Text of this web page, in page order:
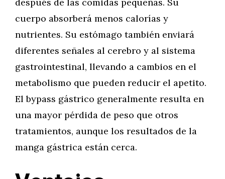
cuerpo absorberá menos calorías y
nutrientes. Su estómago también enviará
diferentes señales al cerebro y al sistema
gastrointestinal, llevando a cambios en el
metabolismo que pueden reducir el apetito.
El bypass gástrico generalmente resulta en
una mayor pérdida de peso que otros
tratamientos, aunque los resultados de la
manga gástrica están cerca.